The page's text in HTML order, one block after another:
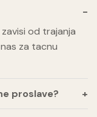
od trajanja
za tacnu
proslave?